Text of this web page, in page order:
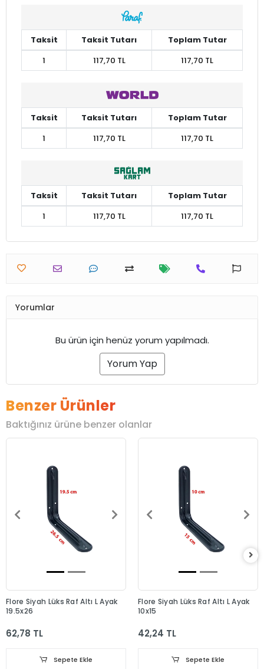
Taksit Taksit Tutarı
Toplam Tutar
1
117,70 TL 117,70 TL
Taksit Taksit Tutarı
Toplam Tutar
1
117,70 TL 117,70 TL
Taksit Taksit Tutarı
Toplam Tutar
1
117,70 TL 117,70 TL
Yorumlar
Bu ürün için henüz yorum yapılmadı.
Yorum Yap
Benzer Ürünler
Baktığınız ürüne benzer olanlar
Flore Siyah Lüks Raf Altı L Ayak
19.5x26
62,78 TL
Sepete Ekle
Flore Siyah Lüks Raf Altı L Ayak
10x15
42,24 TL
Sepete Ekle